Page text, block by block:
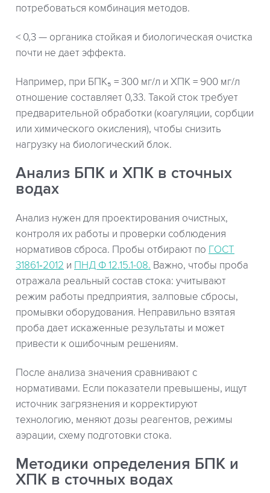
потребоваться комбинация методов.
< 0,3 — органика стойкая и биологическая очистка
почти не дает эффекта.
Например, при БПК₅ = 300 мг/л и ХПК = 900 мг/л
отношение составляет 0,33. Такой сток требует
предварительной обработки (коагуляции, сорбции
или химического окисления), чтобы снизить
нагрузку на биологический блок.
Анализ БПК и ХПК в сточных
водах
Анализ нужен для проектирования очистных,
контроля их работы и проверки соблюдения
нормативов сброса. Пробы отбирают по ГОСТ
31861‑2012 и ПНД Ф 12.15.1-08. Важно, чтобы проба
отражала реальный состав стока: учитывают
режим работы предприятия, залповые сбросы,
промывки оборудования. Неправильно взятая
проба дает искаженные результаты и может
привести к ошибочным решениям.
После анализа значения сравнивают с
нормативами. Если показатели превышены, ищут
источник загрязнения и корректируют
технологию, меняют дозы реагентов, режимы
аэрации, схему подготовки стока.
Методики определения БПК и
ХПК в сточных водах